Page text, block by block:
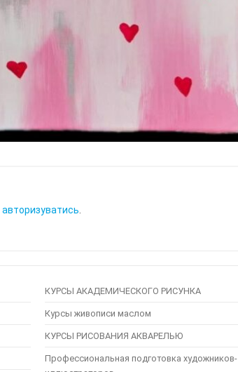
авторизуватись
КУРСЫ АКАДЕМИЧЕСКОГО РИСУНКА
Курсы живописи маслом
КУРСЫ РИСОВАНИЯ АКВАРЕЛЬЮ
Профессиональная подготовка художников-